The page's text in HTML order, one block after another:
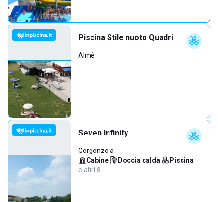
Piscina Stile nuoto Quadri
Almè
Seven Infinity
Gorgonzola
Cabine· Doccia calda· Piscina·
e altri 8…